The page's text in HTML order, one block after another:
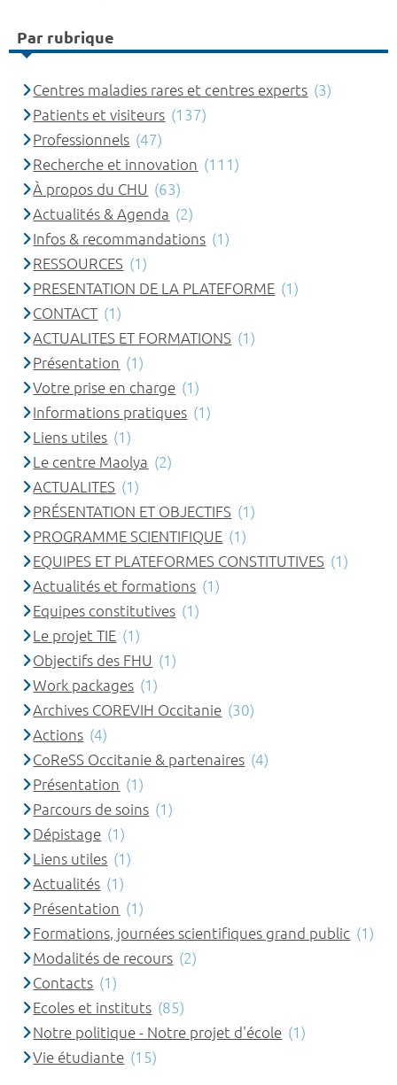
Par rubrique
Centres maladies rares et centres experts (3)
Patients et visiteurs (137)
Professionnels (47)
Recherche et innovation (111)
À propos du CHU (63)
Actualités & Agenda (2)
Infos & recommandations (1)
RESSOURCES (1)
PRESENTATION DE LA PLATEFORME (1)
CONTACT (1)
ACTUALITES ET FORMATIONS (1)
Présentation (1)
Votre prise en charge (1)
Informations pratiques (1)
Liens utiles (1)
Le centre Maolya (2)
ACTUALITES (1)
PRÉSENTATION ET OBJECTIFS (1)
PROGRAMME SCIENTIFIQUE (1)
EQUIPES ET PLATEFORMES CONSTITUTIVES (1)
Actualités et formations (1)
Equipes constitutives (1)
Le projet TIE (1)
Objectifs des FHU (1)
Work packages (1)
Archives COREVIH Occitanie (30)
Actions (4)
CoReSS Occitanie & partenaires (4)
Présentation (1)
Parcours de soins (1)
Dépistage (1)
Liens utiles (1)
Actualités (1)
Présentation (1)
Formations, journées scientifiques grand public (1)
Modalités de recours (2)
Contacts (1)
Ecoles et instituts (85)
Notre politique - Notre projet d'école (1)
Vie étudiante (15)